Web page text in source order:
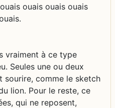
ouais ouais ouais
vraiment à ce type
Seules une ou deux
sourire, comme le sketch
lion. Pour le reste, ce
qui ne reposent,